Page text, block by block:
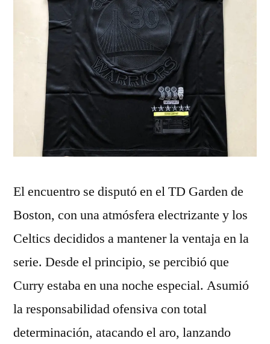
El encuentro se disputó en el TD Garden de
Boston, con una atmósfera electrizante y los
Celtics decididos a mantener la ventaja en la
serie. Desde el principio, se percibió que
Curry estaba en una noche especial. Asumió
la responsabilidad ofensiva con total
determinación, atacando el aro, lanzando